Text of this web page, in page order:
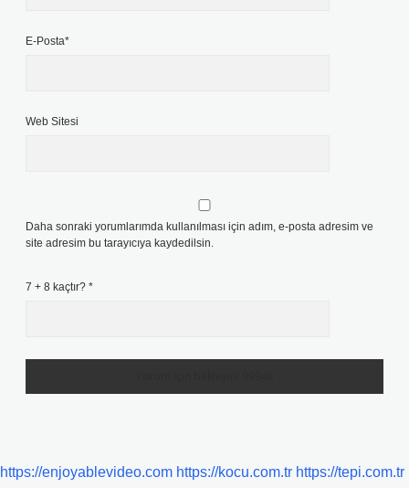
E-Posta*
Web Sitesi
Daha sonraki yorumlarımda kullanılması için adım, e-posta adresim ve
site adresim bu tarayıcıya kaydedilsin.
7 + 8 kaçtır? *
https://enjoyablevideo.com https://kocu.com.tr https://tepi.com.tr